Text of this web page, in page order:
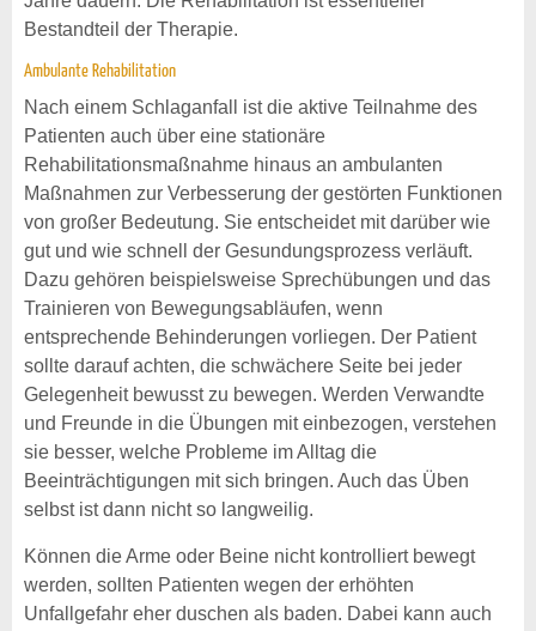
Bestandteil der Therapie.
Ambulante Rehabilitation
Nach einem Schlaganfall ist die aktive Teilnahme des
Patienten auch über eine stationäre
Rehabilitationsmaßnahme hinaus an ambulanten
Maßnahmen zur Verbesserung der gestörten Funktionen
von großer Bedeutung. Sie entscheidet mit darüber wie
gut und wie schnell der Gesundungsprozess verläuft.
Dazu gehören beispielsweise Sprechübungen und das
Trainieren von Bewegungsabläufen, wenn
entsprechende Behinderungen vorliegen. Der Patient
sollte darauf achten, die schwächere Seite bei jeder
Gelegenheit bewusst zu bewegen. Werden Verwandte
und Freunde in die Übungen mit einbezogen, verstehen
sie besser, welche Probleme im Alltag die
Beeinträchtigungen mit sich bringen. Auch das Üben
selbst ist dann nicht so langweilig.
Können die Arme oder Beine nicht kontrolliert bewegt
werden, sollten Patienten wegen der erhöhten
Unfallgefahr eher duschen als baden. Dabei kann auch